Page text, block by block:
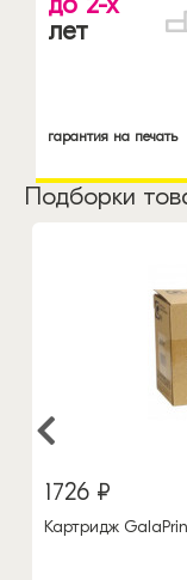
лет
гарантия на печать
Подборки
1726 ₽
Картридж